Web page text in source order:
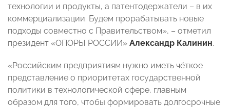
технологии и продукты, а патентодержатели – в их
коммерциализации. Будем прорабатывать новые
подходы совместно с Правительством», – отметил
президент «ОПОРЫ РОССИИ» Александр Калинин.
«Российским предприятиям нужно иметь чёткое
представление о приоритетах государственной
политики в технологической сфере, главным
образом для того, чтобы формировать долгосрочные